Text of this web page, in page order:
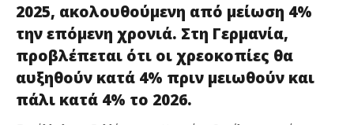
Οκτωβρίου,
2024
Cyprus
Insurance
News
Team
2025, ακολουθούμενη από μείωση 4%
την επόμενη χρονιά. Στη Γερμανία,
προβλέπεται ότι οι χρεοκοπίες θα
αυξηθούν κατά 4% πριν μειωθούν και
πάλι κατά 4% το 2026.